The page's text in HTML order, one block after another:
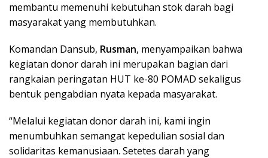
membantu memenuhi kebutuhan stok darah bagi
masyarakat yang membutuhkan.
Komandan Dansub, Rusman, menyampaikan bahwa
kegiatan donor darah ini merupakan bagian dari
rangkaian peringatan HUT ke-80 POMAD sekaligus
bentuk pengabdian nyata kepada masyarakat.
“Melalui kegiatan donor darah ini, kami ingin
menumbuhkan semangat kepedulian sosial dan
solidaritas kemanusiaan. Setetes darah yang